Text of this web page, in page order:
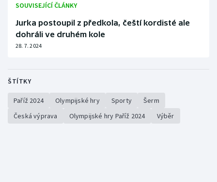
SOUVISEJÍCÍ ČLÁNKY
Jurka postoupil z předkola, čeští kordisté ale
dohráli ve druhém kole
28. 7. 2024
ŠTÍTKY
Paříž 2024 Olympijské hry Sporty
Šerm
Česká výprava
Olympijské hry Paříž 2024 Výběr